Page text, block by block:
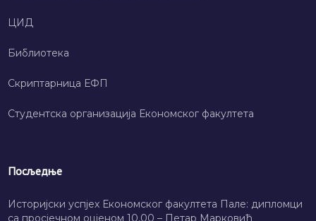
ЦИД
Библиотека
Скриптарница ЕФП
Студентска организација Економског факултета
Посљедње
Историјски успјех Економског факултета Пале: дипломци
са просјечном оцјеном 10,00 – Петар Марковић